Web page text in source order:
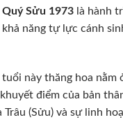
Quý Sửu 1973 là hành
năng tự lực cánh
này thăng hoa nằm
điểm của bản
(Sửu) và sự linh